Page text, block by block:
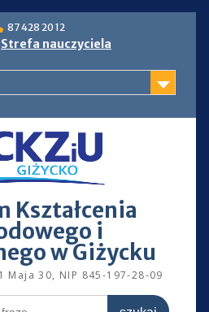
87 428 20 12
Strefa nauczyciela
Kształcenia
i
w Giżycku
Maja 30, NIP 845-197-28-09